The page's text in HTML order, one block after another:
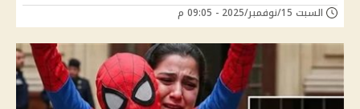
السبت 15/نوفمبر/2025 - 09:05 م